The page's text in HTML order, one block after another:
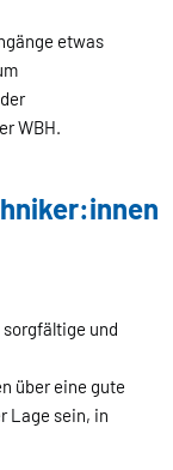
etwas
WBH.
und
über eine gute
Lage sein, in